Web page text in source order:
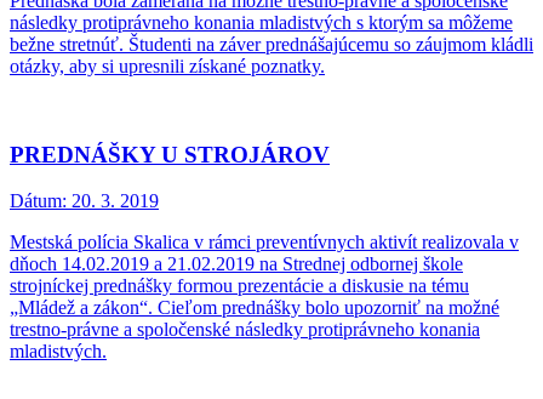
následky protiprávneho konania mladistvých s ktorým sa môžeme
bežne stretnúť. Študenti na záver prednášajúcemu so záujmom kládli
otázky, aby si upresnili získané poznatky.
PREDNÁŠKY U STROJÁROV
Dátum: 20. 3. 2019
Mestská polícia Skalica v rámci preventívnych aktivít realizovala v
dňoch 14.02.2019 a 21.02.2019 na Strednej odbornej škole
strojníckej prednášky formou prezentácie a diskusie na tému
„Mládež a zákon“. Cieľom prednášky bolo upozorniť na možné
trestno-právne a spoločenské následky protiprávneho konania
mladistvých.